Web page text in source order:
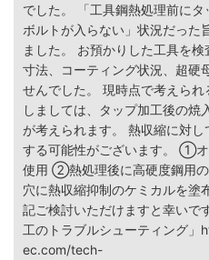
でした。 「工具鋼熱処理前に
ボルトが入らない」状況だった
ました。 お預かりした工具を
寸法、コーティング状況、超硬
せんでした。 現時点で考えら
しましては、タップ加工後の焼
が考えられます。 熱収縮に対
する可能性がございます。 ①
使用 ②熱処理後に高硬度鋼用
穴に熱収縮抑制のケミカルを塗
記ご検討いただけますと幸いで
工のトラブルシューティング
ec.com/tech-